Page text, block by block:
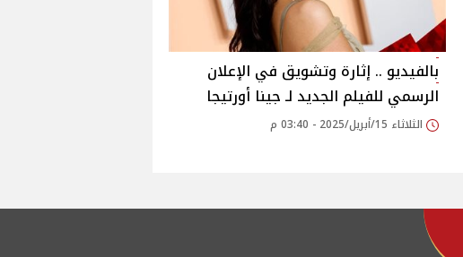
بالفيديو .. إثارة وتشويق في الإعلان
الرسمي للفيلم الجديد لـ جينا أورتيجا
الثلاثاء 15/أبريل/2025 - 03:40 م